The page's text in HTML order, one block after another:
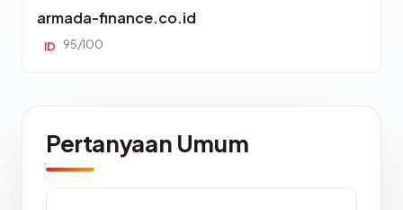
armada-finance.co.id
ID 95/100
Pertanyaan Umum